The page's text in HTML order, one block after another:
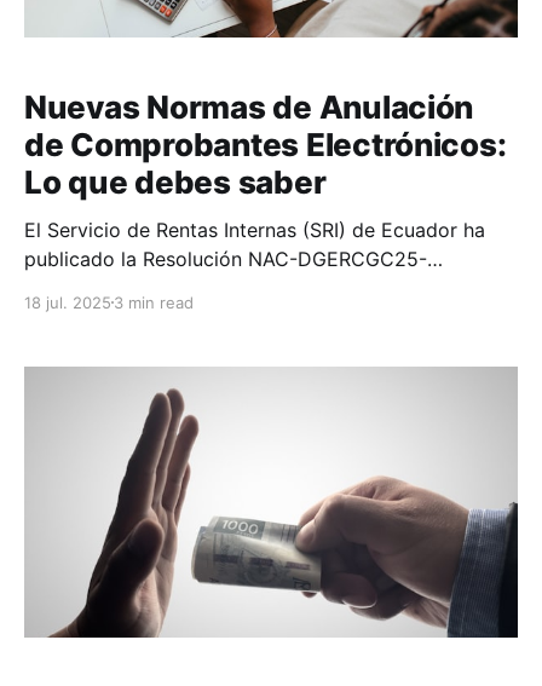
Nuevas Normas de Anulación
de Comprobantes Electrónicos:
Lo que debes saber
El Servicio de Rentas Internas (SRI) de Ecuador ha
publicado la Resolución NAC-DGERCGC25-
anulación de comprobantes electrónicos. Como
lineamientos para mantener tus registros fiscales en
de comprobantes electrónicos.
18 jul. 2025 3 min read